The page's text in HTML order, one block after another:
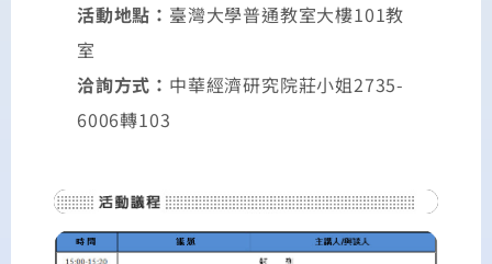
活動地點： 臺灣大學普通教室大樓101教
室
洽詢方式： 中華經濟研究院莊小姐2735-
6006轉103